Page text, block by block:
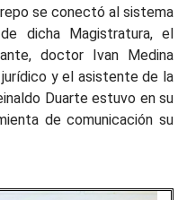
se conectó al sistema
dicha Magistratura, el
doctor Ivan Medina
y el asistente de la
Duarte estuvo en su
de comunicación su